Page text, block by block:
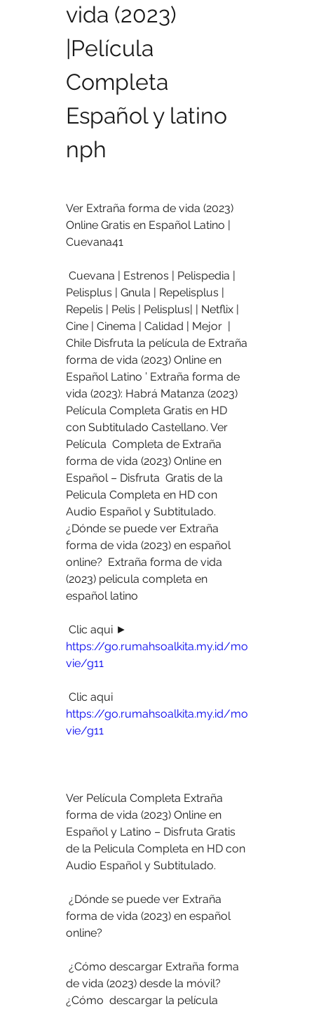
vida (2023)
|Película
Completa
Español y latino
nph
Ver Extraña forma de vida (2023)
Online Gratis en Español Latino |
Cuevana41
Pelisplus | Gnula | Repelisplus |
Repelis | Pelis | Pelisplus| | Netflix |
Cine | Cinema | Calidad | Mejor  |
Chile Disfruta la película de Extraña
forma de vida (2023) Online en
Español Latino ’ Extraña forma de
vida (2023): Habrá Matanza (2023)
Película Completa Gratis en HD
con Subtitulado Castellano. Ver
Película  Completa de Extraña
forma de vida (2023) Online en
Español – Disfruta  Gratis de la
Pelicula Completa en HD con
Audio Español y Subtitulado.
¿Dónde se puede ver Extraña
forma de vida (2023) en español
online?  Extraña forma de vida
(2023) pelicula completa en
español latino
https://go.rumahsoalkita.my.id/mo
vie/g11
https://go.rumahsoalkita.my.id/mo
vie/g11
Ver Película Completa Extraña
forma de vida (2023) Online en
Español y Latino – Disfruta Gratis
de la Pelicula Completa en HD con
Audio Español y Subtitulado.
forma de vida (2023) en español
online?
de vida (2023) desde la móvil?
¿Cómo  descargar la película